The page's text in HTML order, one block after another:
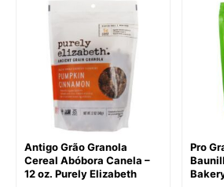
Antigo Grão Granola
Cereal Abóbora Canela –
12 oz. Purely Elizabeth
Pro